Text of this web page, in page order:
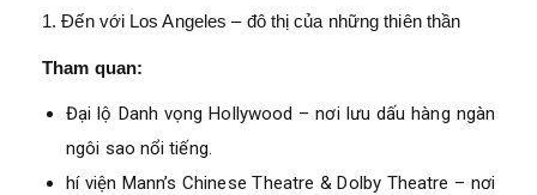
1. Đến với Los Angeles – đô thị của những thiên thần
Tham quan:
Đại lộ Danh vọng Hollywood – nơi lưu dấu hàng ngàn
ngôi sao nổi tiếng.
hí viện Mann’s Chinese Theatre & Dolby Theatre – nơi